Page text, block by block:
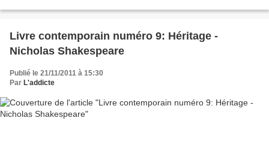
Livre contemporain numéro 9: Héritage -
Nicholas Shakespeare
Publié le 21/11/2011 à 15:30
Par L'addicte